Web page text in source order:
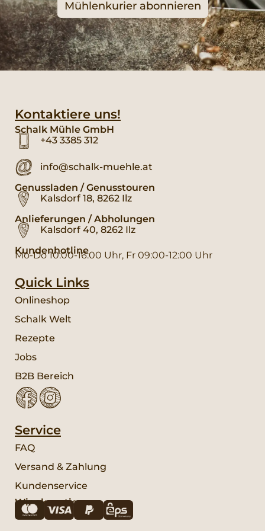
Mühlenkurier abonnieren
Kontaktiere uns!
Schalk Mühle GmbH
+43 3385 312
info@schalk-muehle.at
Genussladen / Genusstouren
Kalsdorf 18, 8262 Ilz
Anlieferungen / Abholungen
Kalsdorf 40, 8262 Ilz
Kundenhotline
Mo-Do 10:00-16:00 Uhr, Fr 09:00-12:00 Uhr
Quick Links
Onlineshop
Schalk Welt
Rezepte
Jobs
B2B Bereich
Service
FAQ
Versand & Zahlung
Kundenservice
Wir akzeptieren: